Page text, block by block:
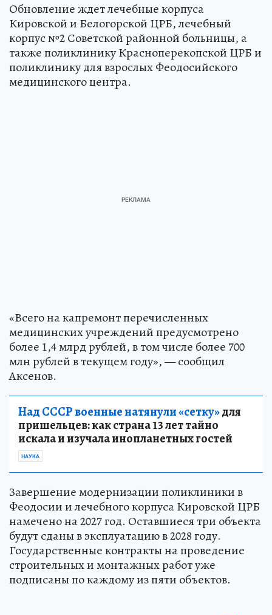
Обновление ждет лечебные корпуса
Кировской и Белогорской ЦРБ, лечебный
корпус №2 Советской районной больницы, а
также поликлинику Красноперекопской ЦРБ и
поликлинику для взрослых Феодосийского
медицинского центра.
«Всего на капремонт перечисленных
медицинских учреждений предусмотрено
более 1,4 млрд рублей, в том числе более 700
млн рублей в текущем году», — сообщил
Аксенов.
Над СССР военные натянули «сетку»для
пришельцев: как страна 13 лет тайно
искала и изучала инопланетных гостей
НАУКА
Завершение модернизации поликлиники в
Феодосии и лечебного корпуса Кировской ЦРБ
намечено на 2027 год. Оставшиеся три объекта
будут сданы в эксплуатацию в 2028 году.
Государственные контракты на проведение
строительных и монтажных работ уже
подписаны по каждому из пяти объектов.